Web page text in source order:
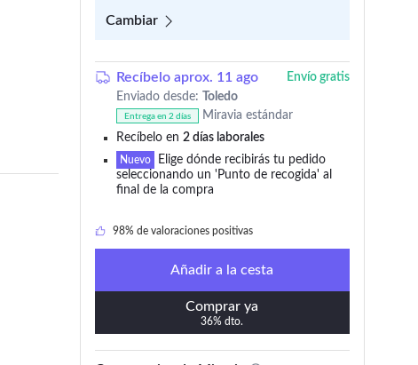
Cambiar
Recíbelo aprox. 11 ago
Envío gratis
Enviado desde:
Toledo
Entrega en 2 días
Miravia estándar
Recíbelo en 2 días laborales
Nuevo
Elige dónde recibirás tu pedido
seleccionando un 'Punto de recogida' al
final de la compra
505 añadido en los últimos 30 días
430 lo añadieron a 'Mi wishlist'
98% de valoraciones positivas
505 añadido en los últimos 30 días
Añadir a la cesta
Comprar ya
36% dto.